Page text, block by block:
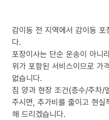
감이동 전 지역에서 감이동
다.
포장이사는 단순 운송이 아니
위가 포함된 서비스이므로 가
없습니다.
짐 양과 현장 조건(층수/주차/
주시면, 추가비를 줄이고 현
해 드리겠습니다.